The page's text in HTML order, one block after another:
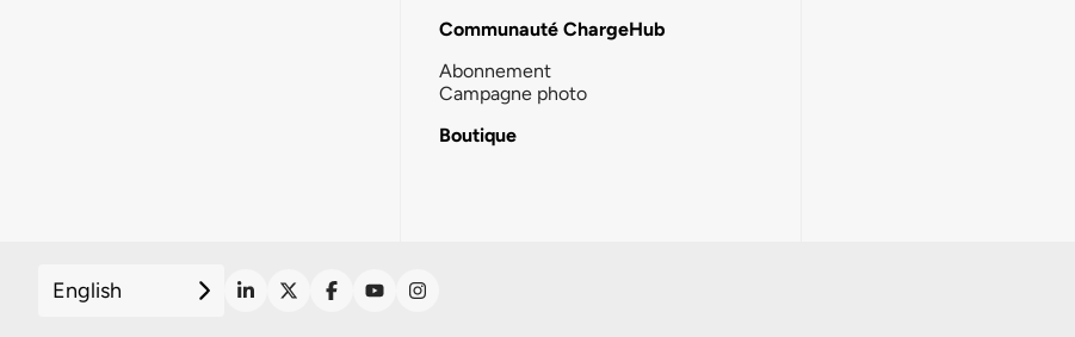
Communauté ChargeHub
Abonnement
Campagne photo
Boutique
English